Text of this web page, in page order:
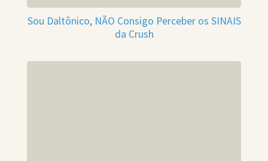
Sou Daltônico, NÃO Consigo Perceber os SINAIS
da Crush